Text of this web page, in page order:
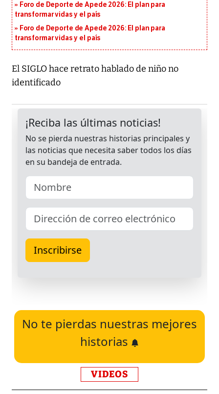
Foro de Deporte de Apede 2026: El plan para
transformar vidas y el país
Foro de Deporte de Apede 2026: El plan para
transformar vidas y el país
El SIGLO hace retrato hablado de niño no
identificado
No te pierdas nuestras mejores
historias
VIDEOS